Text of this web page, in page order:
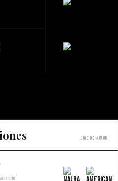
Cine de autor
Cine
×